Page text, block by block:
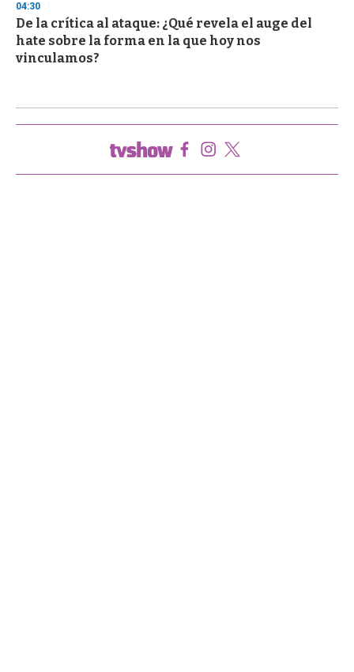
04:30
De la crítica al ataque: ¿Qué revela el auge del
hate sobre la forma en la que hoy nos
vinculamos?